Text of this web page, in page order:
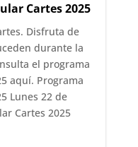
Cartes 2025
Disfruta de
durante la
el programa
aquí. Programa
Lunes 22 de
Cartes 2025